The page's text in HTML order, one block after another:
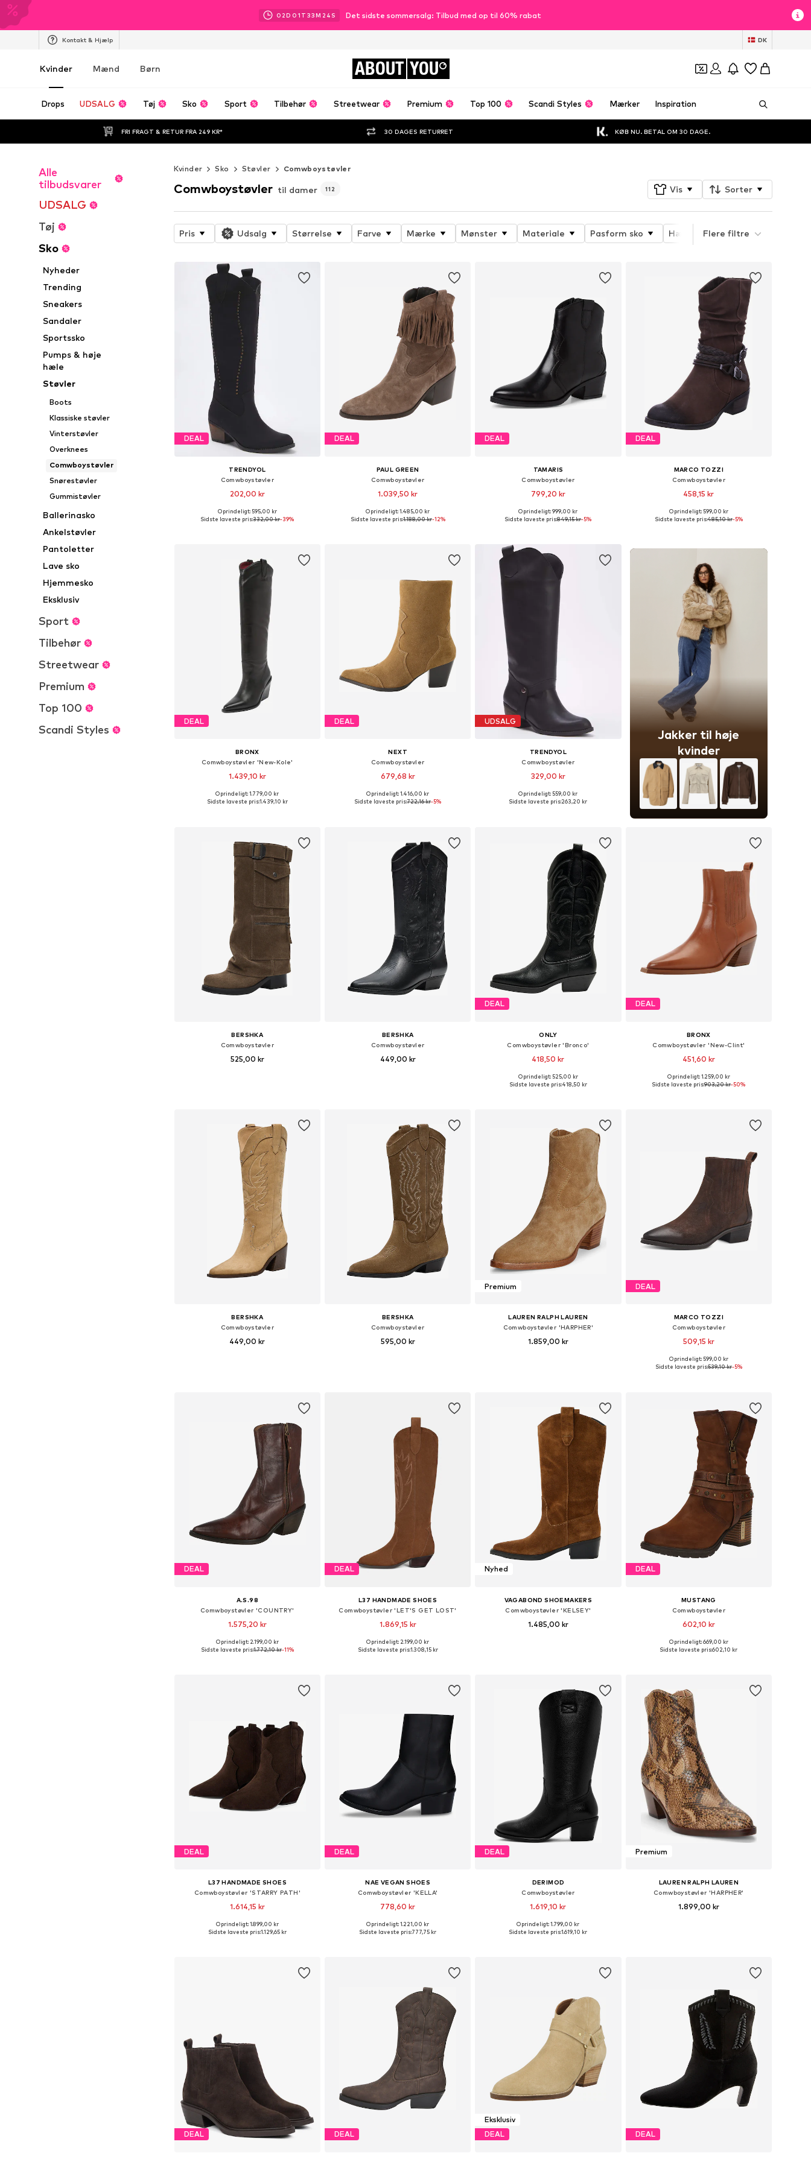
02D 01 T 33M 22 S Det sidste sommersalg: Tilbud med op til 60% rabat
Kontakt & Hjælp DK
Kvinder Mænd Børn ABOUT YOU
Drops UDSALG Tøj Sko Sport Tilbehør Streetwear Premium Top 100 Scandi Styles Mærker Inspiration
FRI FRAGT & RETUR FRA 249 KR* 30 DAGES RETURRET KØB NU. BETAL OM 30 DAGE.
Alle
tilbudsvarer
UDSALG
Tøj
Sko
Nyheder
Trending
Sneakers
Sandaler
Sportssko
Pumps & høje
hæle
Støvler
Boots
Klassiske støvler
Vinterstøvler
Overknees
Comwboystøvler
Snørestøvler
Gummistøvler
Ballerinasko
Ankelstøvler
Pantoletter
Lave sko
Hjemmesko
Eksklusiv
Sport
Tilbehør
Streetwear
Premium
Top 100
Scandi Styles
Kvinder Sko Støvler Comwboystøvler
Comwboystøvler til damer 112 Vis Sorter
Pris Udsalg Størrelse Farve Mærke Mønster Materiale Pasform sko Hæltype Hælhøjde
Flere filtre
DEAL
TRENDYOL
Comwboystøvler
202,00 kr
Tilgængelige størrelser: 36, 37, 38, 39
Oprindeligt: 595,00 kr
Sidste laveste pris:332,00 kr-39%
DEAL
PAUL GREEN
Comwboystøvler
1.039,50 kr
Fås i mange størrelser
Oprindeligt: 1.485,00 kr
Sidste laveste pris:1.188,00 kr-12%
DEAL
TAMARIS
Comwboystøvler
799,20 kr
Oprindeligt: 999,00 kr
Sidste laveste pris:849,15 kr-5%
DEAL
MARCO TOZZI
Comwboystøvler
458,15 kr
Oprindeligt: 599,00 kr
Sidste laveste pris:485,10 kr-5%
DEAL
BRONX
Comwboystøvler 'New-Kole'
1.439,10 kr
Fås i mange størrelser
Oprindeligt: 1.779,00 kr
Sidste laveste pris:1.439,10 kr
DEAL
NEXT
Comwboystøvler
679,68 kr
Fås i mange størrelser
Oprindeligt: 1.416,00 kr
Sidste laveste pris:722,16 kr-5%
UDSALG
TRENDYOL
Comwboystøvler
329,00 kr
Tilgængelige størrelser: 36, 37, 38, 39, 40
Oprindeligt: 559,00 kr
Sidste laveste pris:263,20 kr
Jakker til høje
kvinder
BERSHKA
Comwboystøvler
525,00 kr
BERSHKA
Comwboystøvler
449,00 kr
DEAL
ONLY
Comwboystøvler 'Bronco'
418,50 kr
Oprindeligt: 525,00 kr
Sidste laveste pris:418,50 kr
DEAL
BRONX
Comwboystøvler 'New-Clint'
451,60 kr
Tilgængelige størrelser: 37, 41
Oprindeligt: 1.259,00 kr
Sidste laveste pris:903,20 kr-50%
BERSHKA
Comwboystøvler
449,00 kr
BERSHKA
Comwboystøvler
595,00 kr
Premium
LAUREN RALPH LAUREN
Comwboystøvler 'HARPHER'
1.859,00 kr
DEAL
MARCO TOZZI
Comwboystøvler
509,15 kr
Fås i mange størrelser
Oprindeligt: 599,00 kr
Sidste laveste pris:539,10 kr-5%
DEAL
A.S.98
Comwboystøvler 'COUNTRY'
1.575,20 kr
Fås i mange størrelser
Oprindeligt: 2.199,00 kr
Sidste laveste pris:1.772,10 kr-11%
DEAL
L37 HANDMADE SHOES
Comwboystøvler 'LET'S GET LOST'
1.869,15 kr
Fås i mange størrelser
Oprindeligt: 2.199,00 kr
Sidste laveste pris:1.308,15 kr
Nyhed
VAGABOND SHOEMAKERS
Comwboystøvler 'KELSEY'
1.485,00 kr
DEAL
MUSTANG
Comwboystøvler
602,10 kr
Tilgængelige størrelser: 37, 38, 39, 40, 41
Oprindeligt: 669,00 kr
Sidste laveste pris:602,10 kr
DEAL
L37 HANDMADE SHOES
Comwboystøvler 'STARRY PATH'
1.614,15 kr
Fås i mange størrelser
Oprindeligt: 1.899,00 kr
Sidste laveste pris:1.129,65 kr
DEAL
NAE VEGAN SHOES
Comwboystøvler 'KELLA'
778,60 kr
Oprindeligt: 1.221,00 kr
Sidste laveste pris:777,75 kr
DEAL
DERIMOD
Comwboystøvler
1.619,10 kr
Tilgængelige størrelser: 36, 37, 38, 39, 40
Oprindeligt: 1.799,00 kr
Sidste laveste pris:1.619,10 kr
Premium
LAUREN RALPH LAUREN
Comwboystøvler 'HARPHER'
1.899,00 kr
DEAL DEAL
Eksklusiv
DEAL
DEAL